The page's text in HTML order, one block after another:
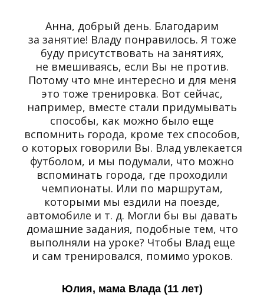
Анна, добрый день. Благодарим
за занятие! Владу понравилось. Я тоже
буду присутствовать на занятиях,
не вмешиваясь, если Вы не против.
Потому что мне интересно и для меня
это тоже тренировка. Вот сейчас,
например, вместе стали придумывать
способы, как можно было еще
вспомнить города, кроме тех способов,
о которых говорили Вы. Влад увлекается
футболом, и мы подумали, что можно
вспоминать города, где проходили
чемпионаты. Или по маршрутам,
которыми мы ездили на поезде,
автомобиле и т. д. Могли бы вы давать
домашние задания, подобные тем, что
выполняли на уроке? Чтобы Влад еще
и сам тренировался, помимо уроков.
Юлия, мама Влада (11 лет)